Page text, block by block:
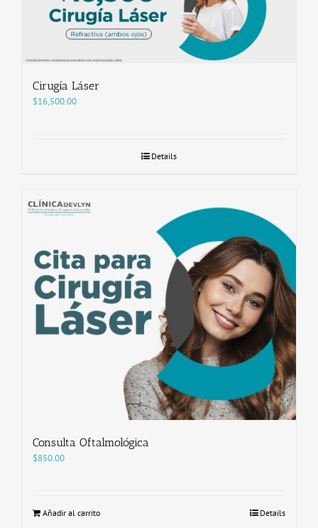
Cirugía Láser
$16,500.00
Details
Consulta Oftalmológica
$850.00
Añadir al carrito Details